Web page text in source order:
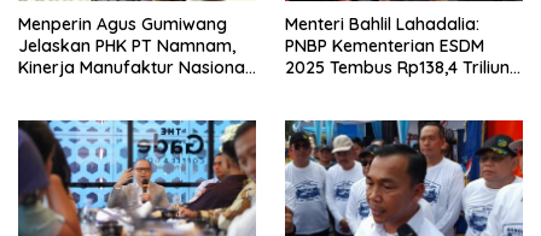
Menperin Agus Gumiwang
Jelaskan PHK PT Namnam,
Kinerja Manufaktur Nasional
Menteri Bahlil Lahadalia:
PNBP Kementerian ESDM
2025 Tembus Rp138,4 Triliun,